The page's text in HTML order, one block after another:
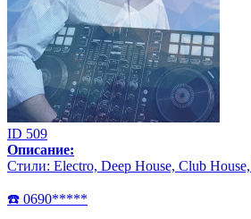
ID 509
Описание:
Стили: Electro, Deep House, Club
☎️ 0690*****